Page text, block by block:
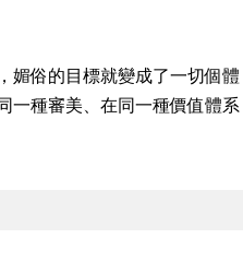
媚俗的目標就變成了一切個體
一種審美、在同一種價值體系